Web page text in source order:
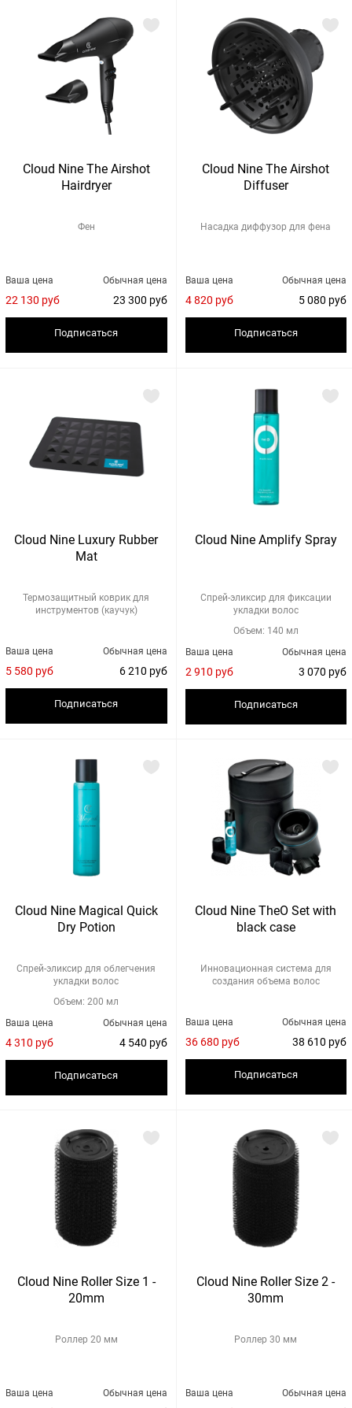
Cloud Nine The Airshot
Hairdryer
Фен
Обычная цена
23 300 руб
Ваша цена
22 130 руб
Подписаться
Cloud Nine The Airshot
Diffuser
Насадка диффузор для фена
Обычная цена
5 080 руб
Ваша цена
4 820 руб
Подписаться
Cloud Nine Luxury Rubber
Mat
Термозащитный коврик для
инструментов (каучук)
Обычная цена
6 210 руб
Ваша цена
5 580 руб
Подписаться
Cloud Nine Amplify Spray
Cпрей-эликсир для фиксации
укладки волос
Объем: 140 мл
Обычная цена
3 070 руб
Ваша цена
2 910 руб
Подписаться
Cloud Nine Magical Quick
Dry Potion
Спрей-эликсир для облегчения
укладки волос
Объем: 200 мл
Обычная цена
4 540 руб
Ваша цена
4 310 руб
Подписаться
Cloud Nine TheO Set with
black case
Инновационная система для
создания объема волос
Обычная цена
38 610 руб
Ваша цена
36 680 руб
Подписаться
Cloud Nine Roller Size 1 -
20mm
Роллер 20 мм
Обычная цена
Ваша цена
Cloud Nine Roller Size 2 -
30mm
Роллер 30 мм
Обычная цена
Ваша цена